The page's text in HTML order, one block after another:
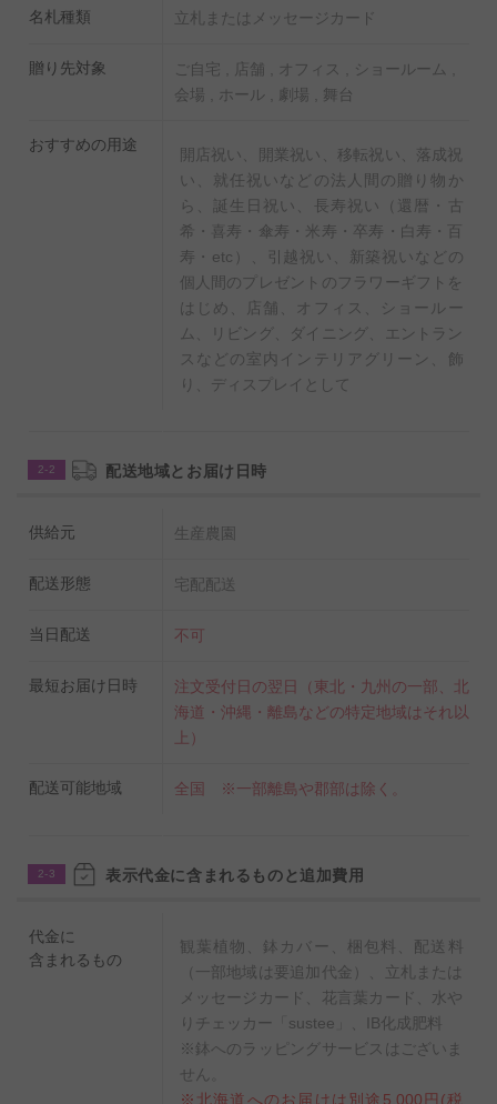
◆置くだけ簡単！肥料を無料でプレゼント！
生産農家でも使われているIB化成肥料をお付けいたしま
す。
土の上に置くだけで、土を掘るなどの面倒な作業は必要
名札種類 立札またはメッセージカード
贈り先対象
ご自宅 , 店舗 , オフィス , ショールーム ,
会場 , ホール , 劇場 , 舞台
おすすめの用途
開店祝い、開業祝い、移転祝い、落成祝
い、就任祝いなどの法人間の贈り物か
ら、誕生日祝い、長寿祝い（還暦・古
希・喜寿・傘寿・米寿・卒寿・白寿・百
寿・etc）、引越祝い、新築祝いなどの
個人間のプレゼントのフラワーギフトを
はじめ、店舗、オフィス、ショールー
ム、リビング、ダイニング、エントラン
スなどの室内インテリアグリーン、飾
り、ディスプレイとして
2-2 配送地域とお届け日時
供給元 生産農園
配送形態 宅配配送
当日配送 不可
最短お届け日時
注文受付日の翌日（東北・九州の一部、北
海道・沖縄・離島などの特定地域はそれ以
上）
配送可能地域 全国 ※一部離島や郡部は除く。
2-3 表示代金に含まれるものと追加費用
代金に
含まれるもの
観葉植物、鉢カバー、梱包料、配送料
（一部地域は要追加代金）、立札または
メッセージカード、花言葉カード、水や
りチェッカー「sustee」、IB化成肥料
※鉢へのラッピングサービスはございま
せん。
※北海道へのお届けは別途5,000円(税